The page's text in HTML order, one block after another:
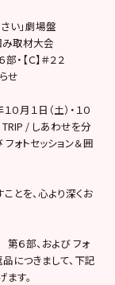
い」劇場盤
み取材大会
・【Ｃ】＃２２
せ
月１日（土）・１０
TRIP / しあわせを分
ォトセッション＆囲
とを、心より深くお
第６部、および フォ
品につきまして、下記
す。